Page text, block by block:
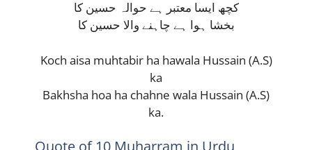
کچھ ایسا معتبر ہے حوالہ حسین کا
بخشا ہوا ہے چاہنے والا حسین کا
Koch aisa muhtabir ha hawala Hussain (A.S)
ka
Bakhsha hoa ha chahne wala Hussain (A.S)
ka.